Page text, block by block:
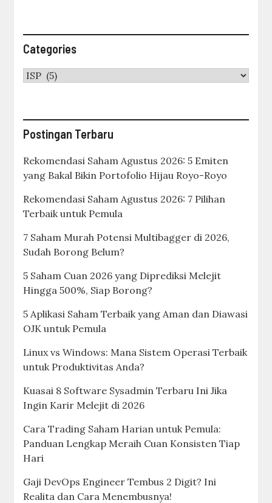
Categories
Categories
Postingan Terbaru
Rekomendasi Saham Agustus 2026: 5 Emiten
yang Bakal Bikin Portofolio Hijau Royo-Royo
Rekomendasi Saham Agustus 2026: 7 Pilihan
Terbaik untuk Pemula
7 Saham Murah Potensi Multibagger di 2026,
Sudah Borong Belum?
5 Saham Cuan 2026 yang Diprediksi Melejit
Hingga 500%, Siap Borong?
5 Aplikasi Saham Terbaik yang Aman dan Diawasi
OJK untuk Pemula
Linux vs Windows: Mana Sistem Operasi Terbaik
untuk Produktivitas Anda?
Kuasai 8 Software Sysadmin Terbaru Ini Jika
Ingin Karir Melejit di 2026
Cara Trading Saham Harian untuk Pemula:
Panduan Lengkap Meraih Cuan Konsisten Tiap
Hari
Gaji DevOps Engineer Tembus 2 Digit? Ini
Realita dan Cara Menembusnya!